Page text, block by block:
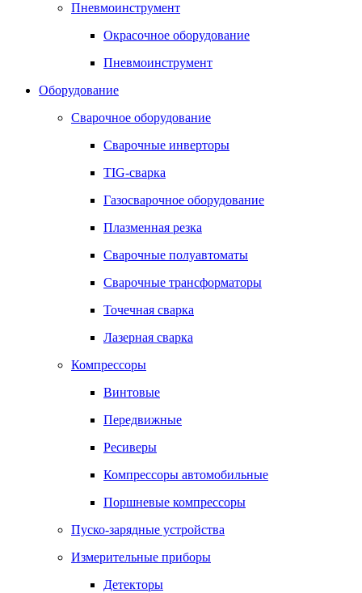
Пневмоинструмент
Окрасочное оборудование
Пневмоинструмент
Оборудование
Сварочное оборудование
Сварочные инверторы
TIG-сварка
Газосварочное оборудование
Плазменная резка
Сварочные полуавтоматы
Сварочные трансформаторы
Точечная сварка
Лазерная сварка
Компрессоры
Винтовые
Передвижные
Ресиверы
Компрессоры автомобильные
Поршневые компрессоры
Пуско-зарядные устройства
Измерительные приборы
Детекторы